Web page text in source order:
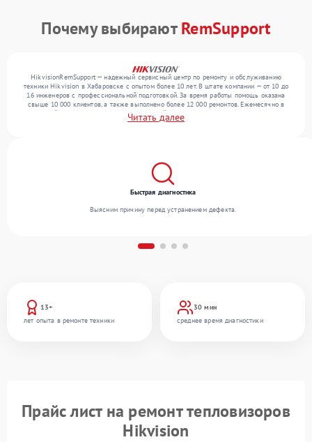
Почему выбираютRemSupport
HikvisionRemSupport — надежный сервисный центр по ремонту и обслуживанию
техники Hikvision в Хабаровске с опытом более 10 лет. В штате компании — от 10 до
16 инженеров с профессиональной подготовкой. За время работы помощь оказана
свыше 10 000 клиентов, а также выполнено более 12 000 ремонтов. Ежемесячно в
сервисный центр поступает более 300 устройств, включая , , . Мы выполняем ремонт
различного уровня сложности и поддерживаем высокий стандарт качества благодаря
Читать далее
13+
лет опыта в ремонте техники
30 мин
среднее время диагностики
Быстрая диагностика
Выясним причину перед устранением дефекта.
Прайс лист на ремонт тепловизоров
Hikvision